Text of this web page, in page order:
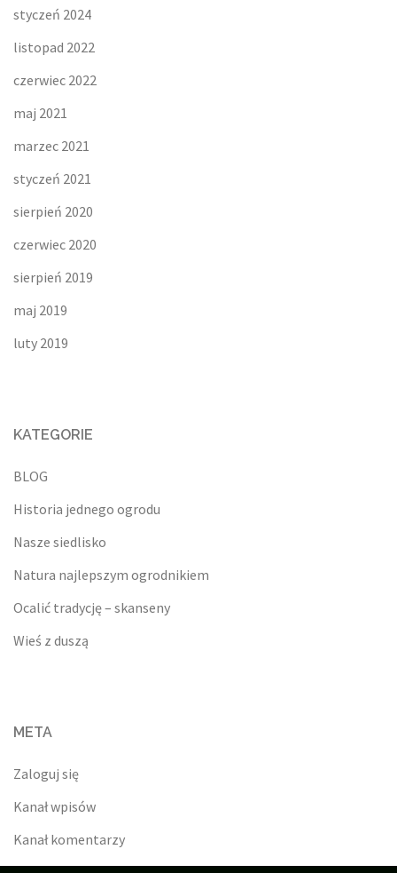
styczeń 2024
listopad 2022
czerwiec 2022
maj 2021
marzec 2021
styczeń 2021
sierpień 2020
czerwiec 2020
sierpień 2019
maj 2019
luty 2019
KATEGORIE
BLOG
Historia jednego ogrodu
Nasze siedlisko
Natura najlepszym ogrodnikiem
Ocalić tradycję – skanseny
Wieś z duszą
META
Zaloguj się
Kanał wpisów
Kanał komentarzy